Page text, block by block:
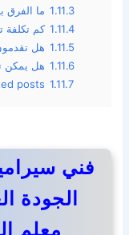
1.11.3 ما الفرق
1.11.4 كم تكلفة
1.11.5 هل
1.11.6 هل يمكن
1.11.7
posts:
فني
الجودة